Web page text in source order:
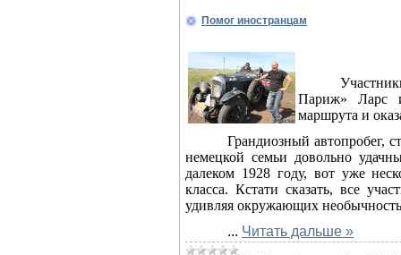
Помог иностранцам
Париж» Ларс
маршрута и
Грандиозный автопробег,
немецкой семьи довольно
далеком 1928 году, вот уже
класса. Кстати сказать, все
удивляя окружающих
... Читать дальше »